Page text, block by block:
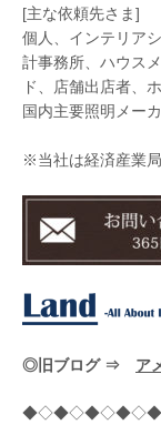
[主な依頼先さま]
個人、インテリア
計事務所、ハウス
ド、店舗出店者、
国内主要照明メー
※当社は経済産業
◎旧ブログ ⇒ ア